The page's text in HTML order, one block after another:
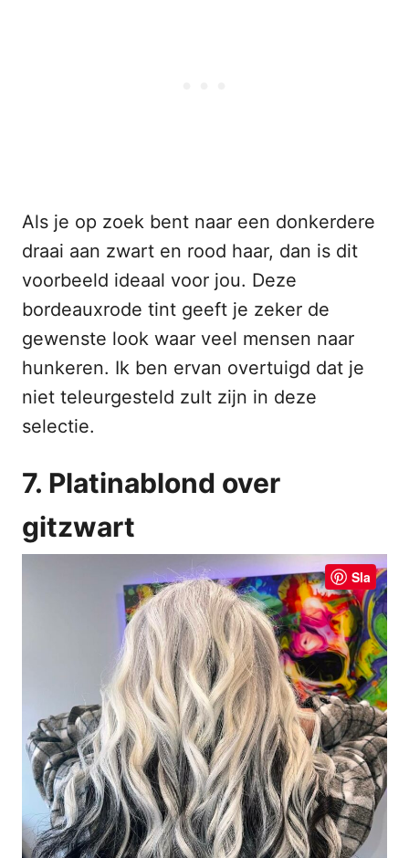
Als je op zoek bent naar een donkerdere
draai aan zwart en rood haar, dan is dit
voorbeeld ideaal voor jou. Deze
bordeauxrode tint geeft je zeker de
gewenste look waar veel mensen naar
hunkeren. Ik ben ervan overtuigd dat je
niet teleurgesteld zult zijn in deze
selectie.
7. Platinablond over
gitzwart
Sla